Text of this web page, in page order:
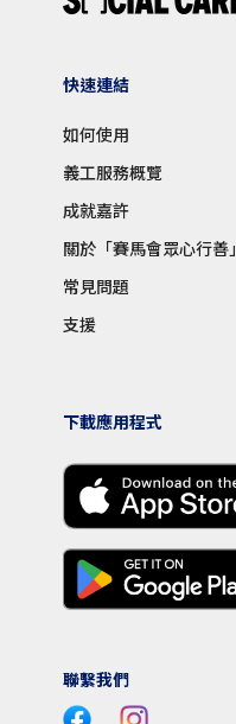
快速連結
如何使用
義工服務概覽
成就嘉許
關於「賽馬會眾心行善」
常見問題
支援
下載應用程式
聯繫我們